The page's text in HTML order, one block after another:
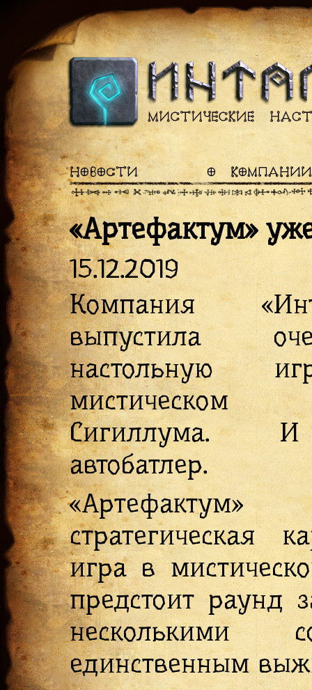
НОВОСТИ О КОМПАНИИ
«Артефактум»
15.12.2019
Компания
выпустила
настольную
Сигиллума.
автобатлер.
стратегическая
игра в
предстоит раунд
несколькими
единственным